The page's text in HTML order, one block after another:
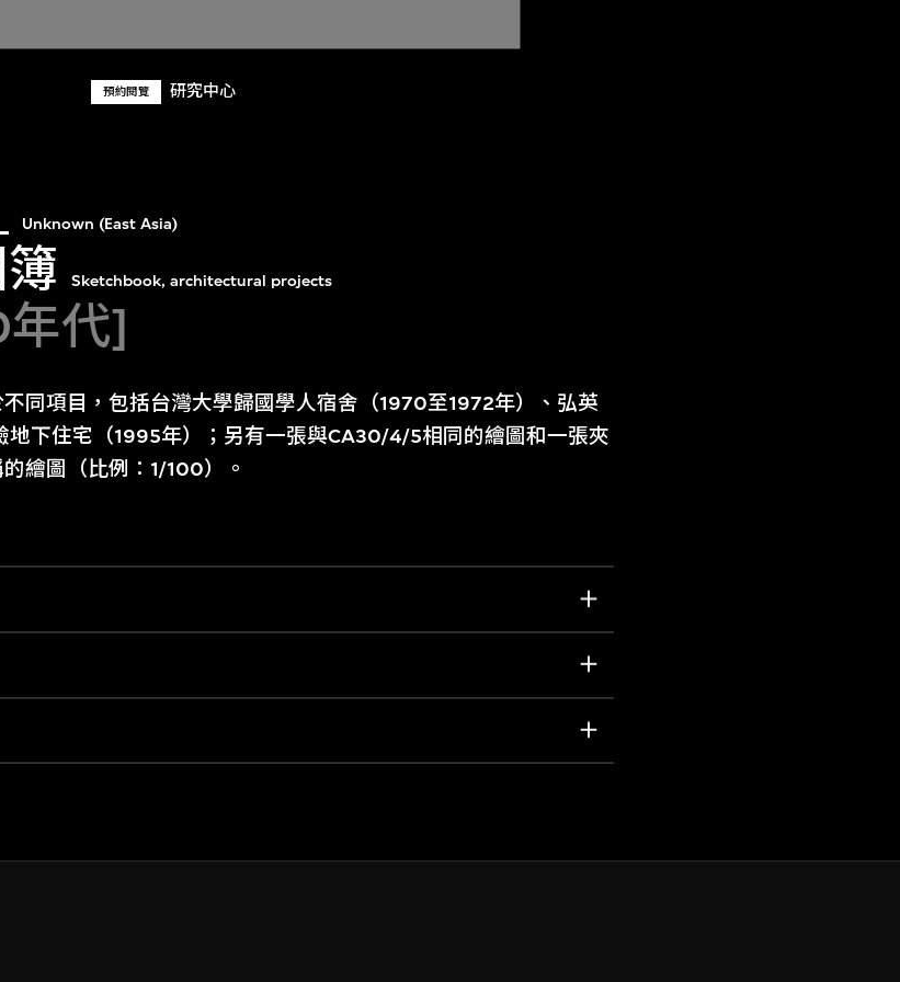
預約閱覽 研究中心
Unknown (East Asia)
Sketchbook, architectural projects
代]
同項目，包括台灣大學歸國學人宿舍（1970至1972年）、弘英
地下住宅（1995年）；另有一張與CA30/4/5相同的繪圖和一張夾
繪圖（比例：1/100）。